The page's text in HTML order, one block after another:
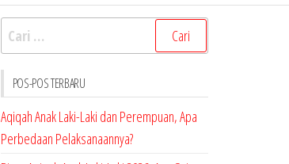
Cari
untuk:
POS-POS TERBARU
Aqiqah Anak Laki-Laki dan Perempuan, Apa
Perbedaan Pelaksanaannya?